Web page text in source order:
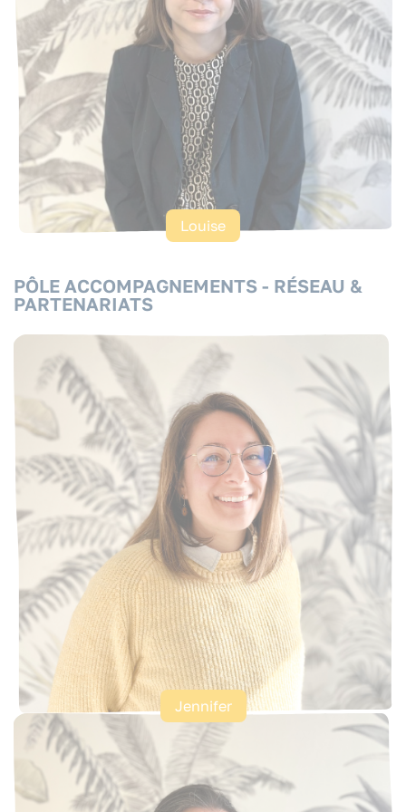
Louise
PÔLE ACCOMPAGNEMENTS - RÉSEAU &
PARTENARIATS
Jennifer